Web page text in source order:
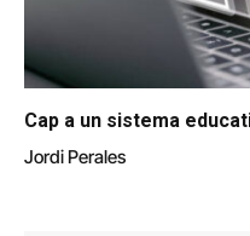
Cap a un sistema
Jordi Perales